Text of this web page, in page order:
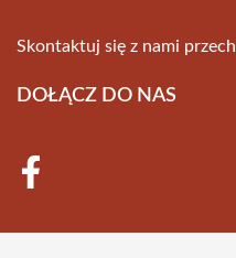
Skontaktuj się z nami
DOŁĄCZ DO NAS